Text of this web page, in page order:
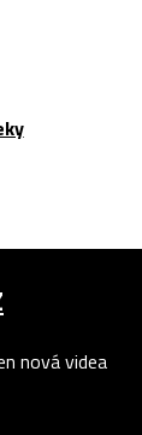
nová videa